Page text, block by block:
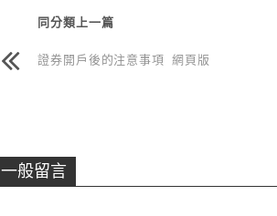
同分類上一篇
證券開戶後的注意事項 網頁版
一般留言